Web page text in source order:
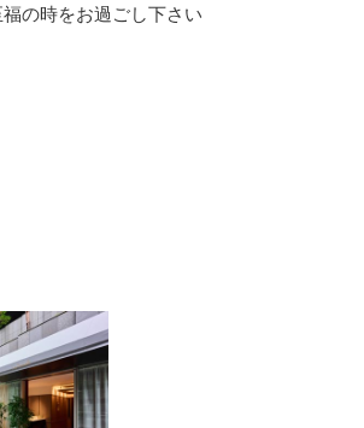
福の時をお過ごし下さい